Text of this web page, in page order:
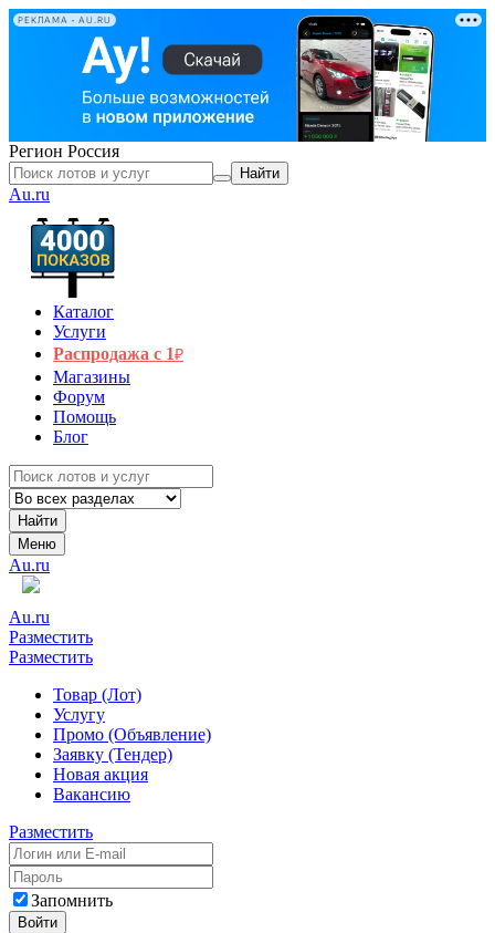
РЕКЛАМА • AU.RU
Регион Россия
Найти
Au.ru
Каталог
Услуги
Распродажа с 1₽
Магазины
Форум
Помощь
Блог
Найти
Меню
Au.ru
Au.ru
Разместить
Разместить
Товар (Лот)
Услугу
Промо (Объявление)
Заявку (Тендер)
Новая акция
Вакансию
Разместить
Запомнить
Войти